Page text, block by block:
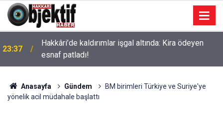
23:37
Hakkâri’de kaldırımlar işgal altında: Kira ödeyen
esnaf patladı!
Anasayfa Gündem
BM birimleri Türkiye ve Suriye'ye
yönelik acil müdahale başlattı